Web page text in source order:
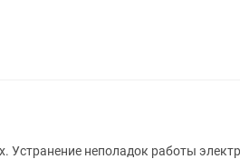
Устранение неполадок работы